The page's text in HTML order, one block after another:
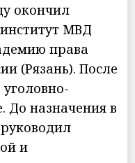
окончил
МВД
права
(Рязань). После
До назначения в
и